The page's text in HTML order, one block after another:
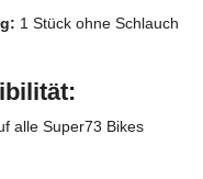
1 Stück ohne Schlauch
alle Super73 Bikes